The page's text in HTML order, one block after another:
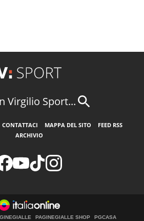
Virgilio Sport...
CONTATTACI MAPPA DEL SITO
FEED RSS
ARCHIVIO
PAGINEGIALLE SHOP PGCASA